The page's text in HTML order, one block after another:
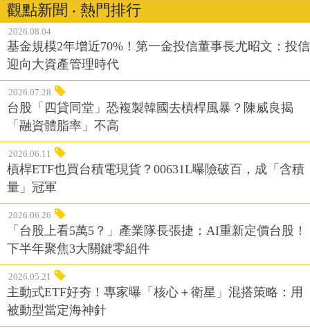
觀點新聞 ‧ 熱門排行
2026.08.04
基金規模2年增近70%！第一金投信董事長尤昭文：投信
迎向大資產管理時代
2026.07.28
台股「四貸同堂」恐複製韓國去槓桿風暴？陳威良揭
「融資體脂率」不高
2026.06.11
槓桿ETF也買台積電現貨？00631L曝險破百，成「含積
量」冠軍
2026.06.26
「台股上看5萬5？」產業隊長張捷：AI重新定價台股！
下半年聚焦3大關鍵零組件
2026.05.21
主動式ETF好夯！專家曝「核心＋衛星」混搭策略：用
被動型當定海神針